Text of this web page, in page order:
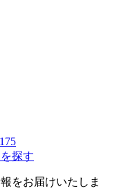
をお届けいたしま